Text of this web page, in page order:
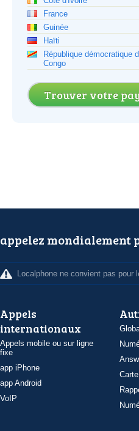
France
Guinée
Haïti
République démocratique
Congo
Trouver votre
appelez mondialement
Localphone ne convient pas
Appels
internationaux
Appels mobile ou sur ligne
fixe
app iPhone
app Android
VoIP